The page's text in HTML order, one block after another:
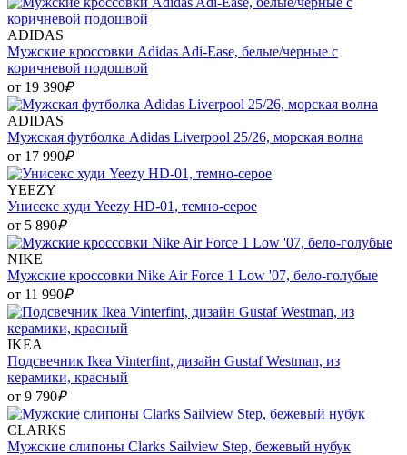
ADIDAS
Мужские кроссовки Adidas Adi-Ease, белые/черные с
коричневой подошвой
от 19 390₽
ADIDAS
Мужская футболка Adidas Liverpool 25/26, морская волна
от 17 990₽
YEEZY
Унисекс худи Yeezy HD-01, темно-серое
от 5 890₽
NIKE
Мужские кроссовки Nike Air Force 1 Low '07, бело-голубые
от 11 990₽
IKEA
Подсвечник Ikea Vinterfint, дизайн Gustaf Westman, из
керамики, красный
от 9 790₽
CLARKS
Мужские слипоны Clarks Sailview Step, бежевый нубук